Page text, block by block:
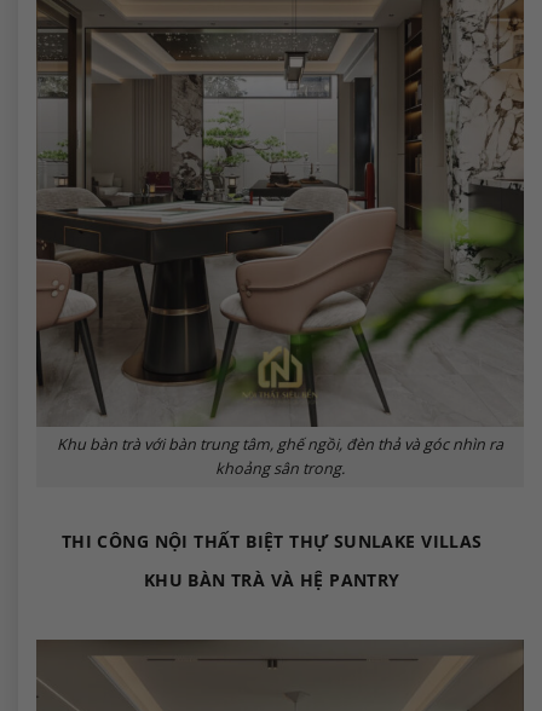
Khu bàn trà với bàn trung tâm, ghế ngồi, đèn thả và góc nhìn ra
khoảng sân trong.
THI CÔNG NỘI THẤT BIỆT THỰ SUNLAKE VILLAS
KHU BÀN TRÀ VÀ HỆ PANTRY